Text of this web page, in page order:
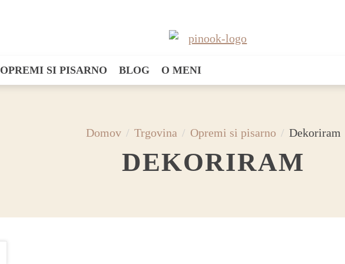
OPREMI SI PISARNO BLOG O MENI
Domov Trgovina Opremi si pisarno Dekoriram
DEKORIRAM